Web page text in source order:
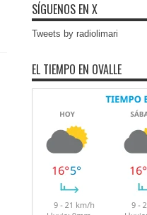
SÍGUENOS EN X
Tweets by radiolimari
EL TIEMPO EN OVALLE